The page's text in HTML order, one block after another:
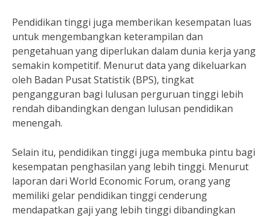
Pendidikan tinggi juga memberikan kesempatan luas
untuk mengembangkan keterampilan dan
pengetahuan yang diperlukan dalam dunia kerja yang
semakin kompetitif. Menurut data yang dikeluarkan
oleh Badan Pusat Statistik (BPS), tingkat
pengangguran bagi lulusan perguruan tinggi lebih
rendah dibandingkan dengan lulusan pendidikan
menengah.
Selain itu, pendidikan tinggi juga membuka pintu bagi
kesempatan penghasilan yang lebih tinggi. Menurut
laporan dari World Economic Forum, orang yang
memiliki gelar pendidikan tinggi cenderung
mendapatkan gaji yang lebih tinggi dibandingkan